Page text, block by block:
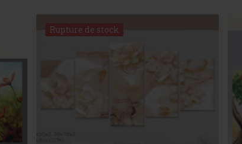
Rupture de stock
Rupture de stock